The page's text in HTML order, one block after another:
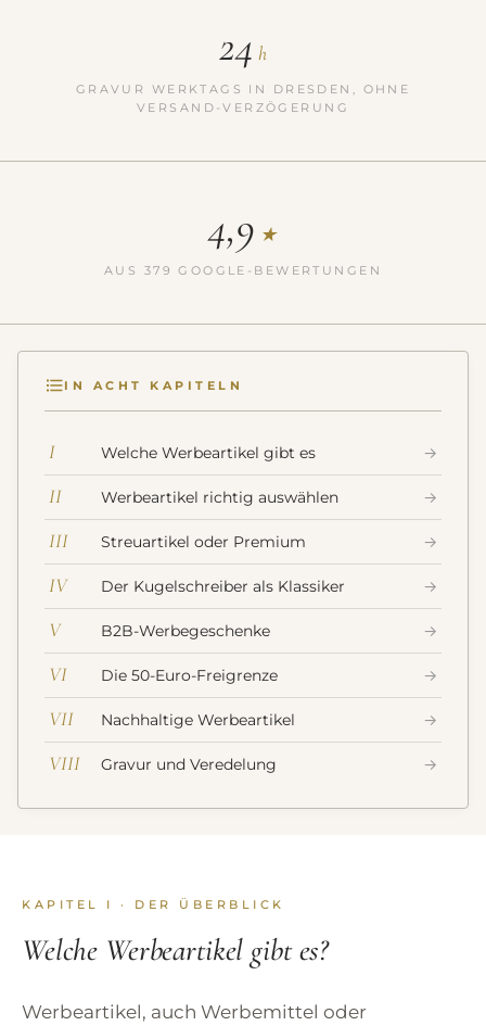
24 h
GRAVUR WERKTAGS IN DRESDEN, OHNE
VERSAND-VERZÖGERUNG
4,9 ★
AUS 379 GOOGLE-BEWERTUNGEN
IN ACHT KAPITELN
I Welche Werbeartikel gibt es →
II Werbeartikel richtig auswählen →
III Streuartikel oder Premium →
IV Der Kugelschreiber als Klassiker →
V B2B-Werbegeschenke →
VI Die 50-Euro-Freigrenze →
VII Nachhaltige Werbeartikel →
VIII Gravur und Veredelung →
KAPITEL I · DER ÜBERBLICK
Welche Werbeartikel gibt es?
Werbeartikel, auch Werbemittel oder